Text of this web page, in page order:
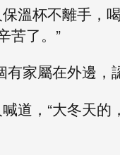
溫杯不離手，
苦了。”
有家屬在外邊，
道，“大冬天的